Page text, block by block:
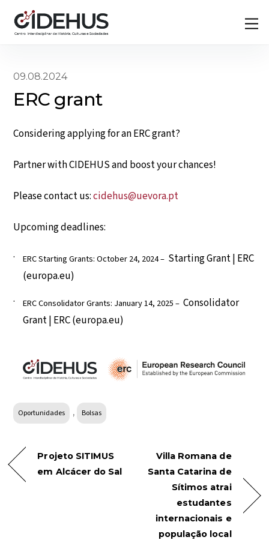
content
09.08.2024
ERC grant
Considering applying for an ERC grant?
Partner with CIDEHUS and boost your chances!
Please contact us:cidehus@uevora.pt
Upcoming deadlines:
ERC Starting Grants: October 24, 2024 – Starting Grant | ERC
(europa.eu)
ERC Consolidator Grants: January 14, 2025 –Consolidator
Grant | ERC (europa.eu)
Oportunidades , Bolsas
Projeto SITIMUS
em Alcácer do Sal
Villa Romana de
Santa Catarina de
Sítimos atrai
estudantes
internacionais e
população local